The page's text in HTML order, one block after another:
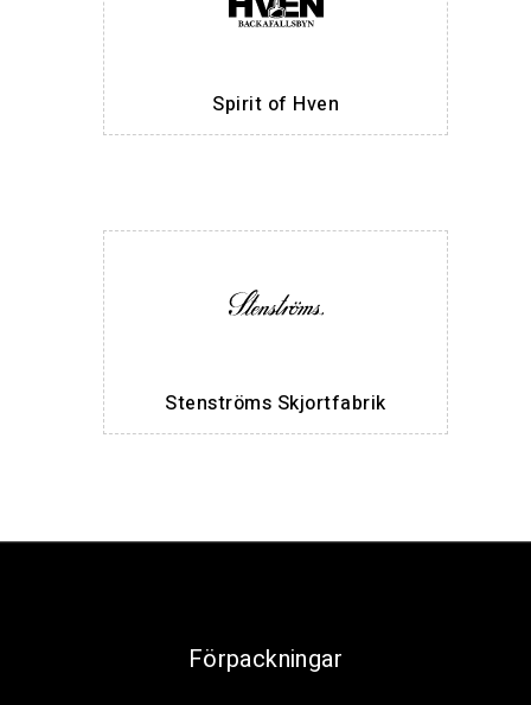
Spirit of Hven
Stenströms Skjortfabrik
Förpackningar